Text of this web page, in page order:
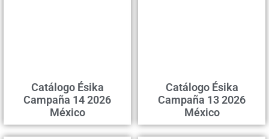
Catálogo Ésika
Campaña 14 2026
México
Catálogo Ésika
Campaña 13 2026
México